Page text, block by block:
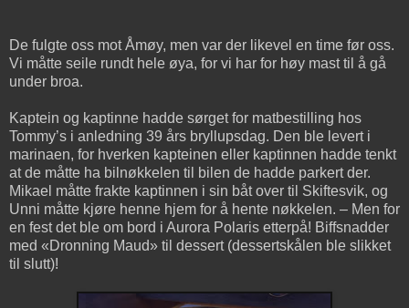
De fulgte oss mot Åmøy, men var der likevel en time før oss.
Vi måtte seile rundt hele øya, for vi har for høy mast til å gå
under broa.
Kaptein og kaptinne hadde sørget for matbestilling hos
Tommy’s i anledning 39 års bryllupsdag. Den ble levert i
marinaen, for hverken kapteinen eller kaptinnen hadde tenkt
at de måtte ha bilnøkkelen til bilen de hadde parkert der.
Mikael måtte frakte kaptinnen i sin båt over til Skiftesvik, og
Unni måtte kjøre henne hjem for å hente nøkkelen. – Men for
en fest det ble om bord i Aurora Polaris etterpå! Biffsnadder
med «Dronning Maud» til dessert (dessertskålen ble slikket
til slutt)!